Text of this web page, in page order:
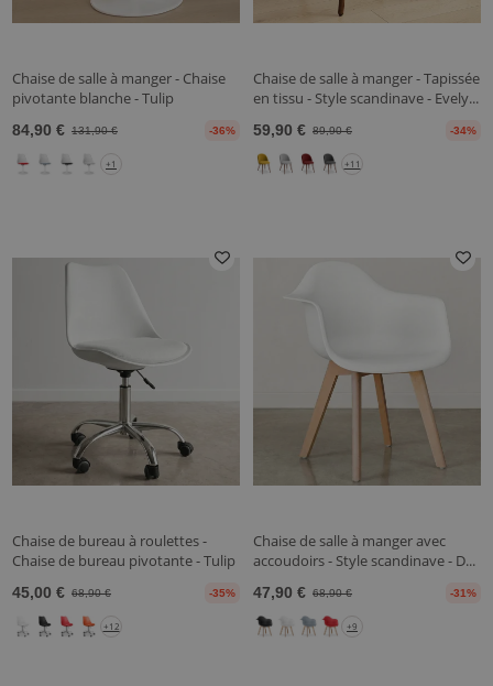
Chaise de salle à manger - Chaise
pivotante blanche - Tulip
84,90 € 131,90 € -36%
+1
Chaise de salle à manger - Tapissée
en tissu - Style scandinave - Evely...
59,90 € 89,90 € -34%
+11
Chaise de bureau à roulettes -
Chaise de bureau pivotante - Tulip
45,00 € 68,90 € -35%
+12
Chaise de salle à manger avec
accoudoirs - Style scandinave - D...
47,90 € 68,90 € -31%
+9